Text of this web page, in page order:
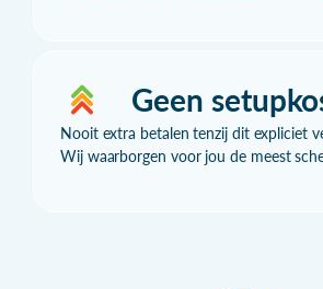
Geen
Nooit extra betalen tenzij dit expliciet
Wij waarborgen voor jou de meest